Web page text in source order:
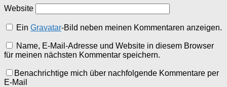
Website
EinGravatar-Bild neben meinen Kommentaren anzeigen.
Name, E-Mail-Adresse und Website in diesem Browser
für meinen nächsten Kommentar speichern.
Benachrichtige mich über nachfolgende Kommentare per
E-Mail